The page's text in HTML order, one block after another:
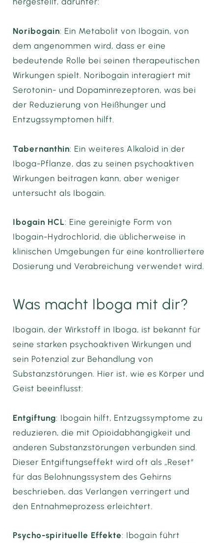
Noribogain: Ein Metabolit von Ibogain, von
dem angenommen wird, dass er eine
bedeutende Rolle bei seinen therapeutischen
Wirkungen spielt. Noribogain interagiert mit
Serotonin- und Dopaminrezeptoren, was bei
der Reduzierung von Heißhunger und
Entzugssymptomen hilft.
Tabernanthin: Ein weiteres Alkaloid in der
Iboga-Pflanze, das zu seinen psychoaktiven
Wirkungen beitragen kann, aber weniger
untersucht als Ibogain.
Ibogain HCL: Eine gereinigte Form von
Ibogain-Hydrochlorid, die üblicherweise in
klinischen Umgebungen für eine kontrolliertere
Dosierung und Verabreichung verwendet wird.
Was macht Iboga mit dir?
Ibogain, der Wirkstoff in Iboga, ist bekannt für
seine starken psychoaktiven Wirkungen und
sein Potenzial zur Behandlung von
Substanzstörungen. Hier ist, wie es Körper und
Geist beeinflusst:
Entgiftung: Ibogain hilft, Entzugssymptome zu
reduzieren, die mit Opioidabhängigkeit und
anderen Substanzstörungen verbunden sind.
Dieser Entgiftungseffekt wird oft als „Reset“
für das Belohnungssystem des Gehirns
beschrieben, das Verlangen verringert und
den Entnahmeprozess erleichtert.
Psycho-spirituelle Effekte: Ibogain führt